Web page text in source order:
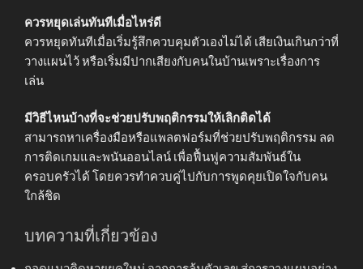
ควรหยุดเล่นทันทีเมื่อไหร่ดี
ควรหยุดทันทีเมื่อเริ่มรู้สึกควบคุมตัวเองไม่ได้ เสียเงินเกินกว่าที่
วางแผนไว้ หรือเริ่มมีปากเสียงกับคนในบ้านเพราะเรื่องการ
เล่น
มีวิธีไหนบ้างที่จะช่วยปรับพฤติกรรมให้เลิกติดได้
สามารถหาเครื่องมือหรือแพลตฟอร์มที่ช่วยปรับพฤติกรรม ลด
การติดเกมและพนันออนไลน์ เพื่อฟื้นฟูความสัมพันธ์ใน
ครอบครัวได้ โดยควรทำควบคู่ไปกับการพูดคุยเปิดใจกับคน
ใกล้ชิด
บทความที่เกี่ยวข้อง